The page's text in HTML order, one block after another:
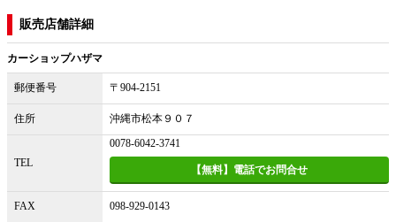
販売店舗詳細
カーショップハザマ
郵便番号 〒904-2151
住所 沖縄市松本９０７
TEL
0078-6042-3741
【無料】電話でお問合せ
FAX 098-929-0143